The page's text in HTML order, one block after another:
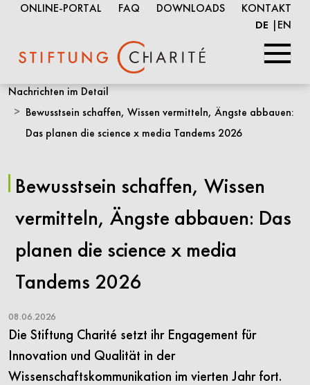
zum
Inhalt
ONLINE-PORTAL FAQ DOWNLOADS KONTAKT
DE EN
Nachrichten im Detail
Bewusstsein schaffen, Wissen vermitteln, Ängste abbauen:
Das planen die science x media Tandems 2026
Bewusstsein schaffen, Wissen
vermitteln, Ängste abbauen: Das
planen die science x media
Tandems 2026
08.06.2026
Die Stiftung Charité setzt ihr Engagement für
Innovation und Qualität in der
Wissenschaftskommunikation im vierten Jahr fort.